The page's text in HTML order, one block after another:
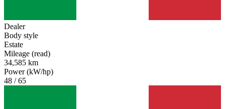
Dealer
Body style
Estate
Mileage (read)
34,585 km
Power (kW/hp)
48 / 65